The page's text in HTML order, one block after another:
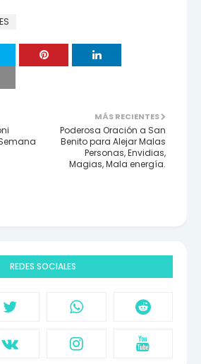
MÁS RECIENTES
Poderosa Oración a San
Benito para Alejar Malas
Personas, Envidias,
Magias, Mala energía.
REDES SOCIALES